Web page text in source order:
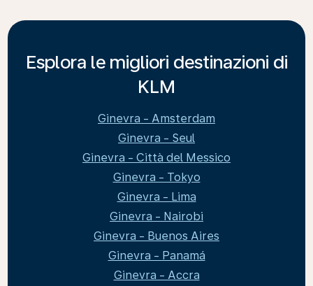
Esplora le migliori destinazioni di
KLM
Ginevra - Amsterdam
Ginevra - Seul
Ginevra - Città del Messico
Ginevra - Tokyo
Ginevra - Lima
Ginevra - Nairobi
Ginevra - Buenos Aires
Ginevra - Panamá
Ginevra - Accra